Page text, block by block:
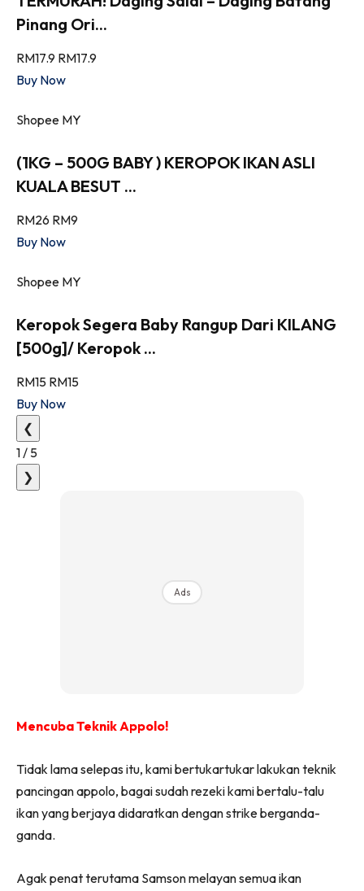
Pinang Ori...
RM17.9 RM17.9
Buy Now
Shopee MY
(1KG – 500G BABY ) KEROPOK IKAN ASLI
KUALA BESUT ...
RM26 RM9
Buy Now
Shopee MY
Keropok Segera Baby Rangup Dari KILANG
[500g]/ Keropok ...
RM15 RM15
Buy Now
❮
1/ 5
❯
Ads
Mencuba Teknik Appolo!
Tidak lama selepas itu, kami bertukartukar lakukan teknik
pancingan appolo, bagai sudah rezeki kami bertalu-talu
ikan yang berjaya didaratkan dengan strike berganda-
ganda.
Agak penat terutama Samson melayan semua ikan